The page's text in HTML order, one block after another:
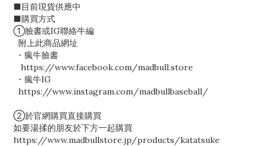
■目前現貨供應中
■購買方式
①臉書或IG聯絡牛編
附上此商品網址
・瘋牛臉書
https://www.facebook.com/madbull.store
・瘋牛IG
https://www.instagram.com/madbullbaseball/
②於官網購買直接購買
如要湯揉的朋友於下方一起購買
https://www.madbullstore.jp/products/katatsuke